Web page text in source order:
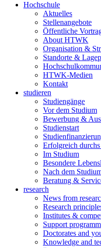
Hochschule
Aktuelles
Stellenangebote
Öffentliche
About HTWK
Organisation &
Standorte &
HTWK-Medien
Kontakt
studieren
Studiengänge
Vor dem Studium
Bewerbung &
Studienstart
Erfolgreich
Im Studium
Besondere
Nach dem
Beratung &
research
News from
Research
Institutes &
Support
Doctorates and
Knowledge and